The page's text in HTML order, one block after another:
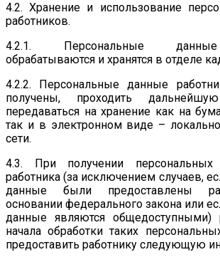
4.2. Хранение и использование
работников.
4.2.1. Персональные
обрабатываются и хранятся в отделе
4.2.2. Персональные данные
получены, проходить
передаваться на хранение как на
так и в электронном виде –
сети.
4.3. При получении
работника (за исключением случаев,
данные были предоставлены
основании федерального закона или
данные являются общедоступными)
начала обработки таких
предоставить работнику следующую